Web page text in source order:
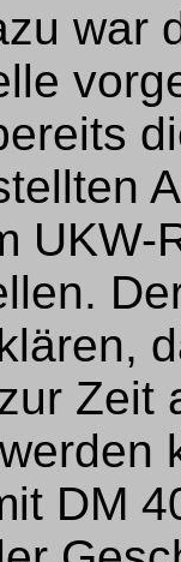
war
Zeit
DM